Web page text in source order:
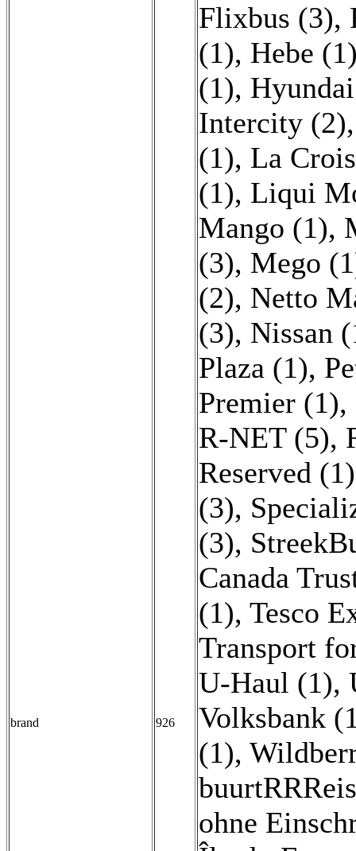
brand 926
Flixbus (3),
(1), Hebe
(1),
Intercity (2)
(1), La
(1), Liqui
Mango (1),
(3), Mego
(2), Netto
(3), Nissan
Plaza (1),
Premier (1),
R-NET (5),
Reserved (1)
(3),
(3),
Canada
(1), Tesco
Transport
U-Haul (1),
Volksbank
(1),
ohne